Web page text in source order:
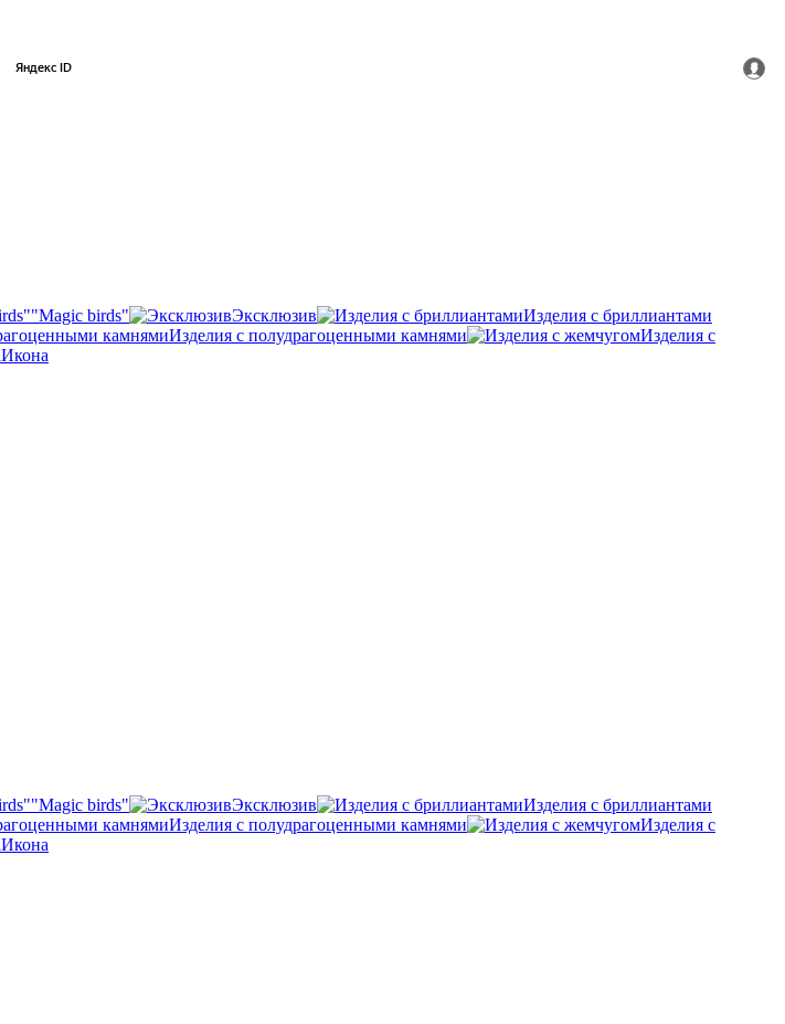
"Magic birds" Эксклюзив
Изделия с бриллиантами
Изделия с полудрагоценными камнями
Изделия с
Икона
"Magic birds" Эксклюзив
Изделия с бриллиантами
Изделия с полудрагоценными камнями
Изделия с
Икона